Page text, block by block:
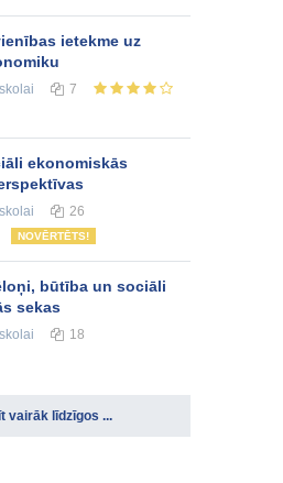
ietekme uz
7
ekonomiskās
26
NOVĒRTĒTS!
būtība un sociāli
sekas
18
vairāk līdzīgos ...